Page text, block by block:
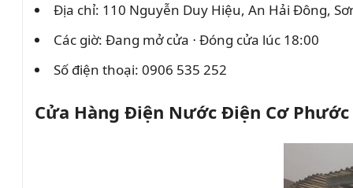
Địa chỉ: 110 Nguyễn Duy Hiệu, An Hải Đông,
Các giờ: Đang mở cửa ⋅ Đóng cửa lúc 18:00
Số điện thoại: 0906 535 252
Cửa Hàng Điện Nước Điện Cơ